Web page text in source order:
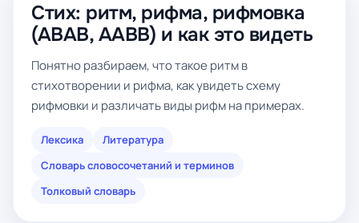
Стих: ритм, рифма, рифмовка
(ABAB, AABB) и как это видеть
Понятно разбираем, что такое ритм в
стихотворении и рифма, как увидеть схему
рифмовки и различать виды рифм на примерах.
Лексика
Литература
Словарь словосочетаний и терминов
Толковый словарь